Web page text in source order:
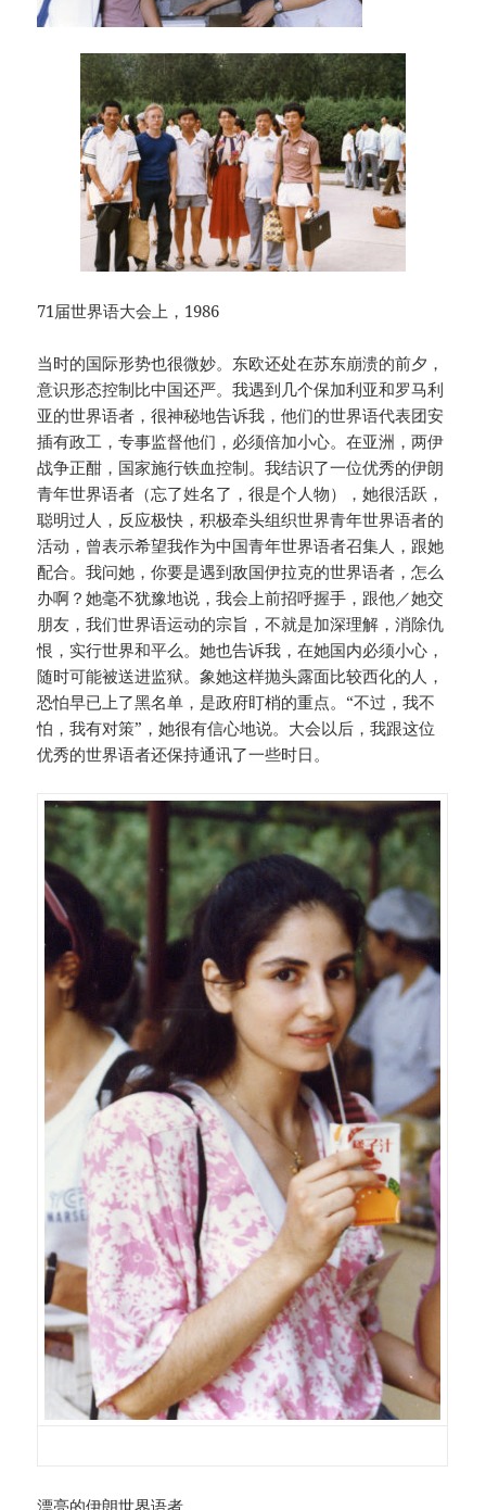
71届世界语大会上，1986
当时的国际形势也很微妙。东欧还处在苏东崩溃的前夕，
意识形态控制比中国还严。我遇到几个保加利亚和罗马利
亚的世界语者，很神秘地告诉我，他们的世界语代表团安
插有政工，专事监督他们，必须倍加小心。在亚洲，两伊
战争正酣，国家施行铁血控制。我结识了一位优秀的伊朗
青年世界语者（忘了姓名了，很是个人物），她很活跃，
聪明过人，反应极快，积极牵头组织世界青年世界语者的
活动，曾表示希望我作为中国青年世界语者召集人，跟她
配合。我问她，你要是遇到敌国伊拉克的世界语者，怎么
办啊？她毫不犹豫地说，我会上前招呼握手，跟他／她交
朋友，我们世界语运动的宗旨，不就是加深理解，消除仇
恨，实行世界和平么。她也告诉我，在她国内必须小心，
随时可能被送进监狱。象她这样抛头露面比较西化的人，
恐怕早已上了黑名单，是政府盯梢的重点。“不过，我不
怕，我有对策”，她很有信心地说。大会以后，我跟这位
优秀的世界语者还保持通讯了一些时日。